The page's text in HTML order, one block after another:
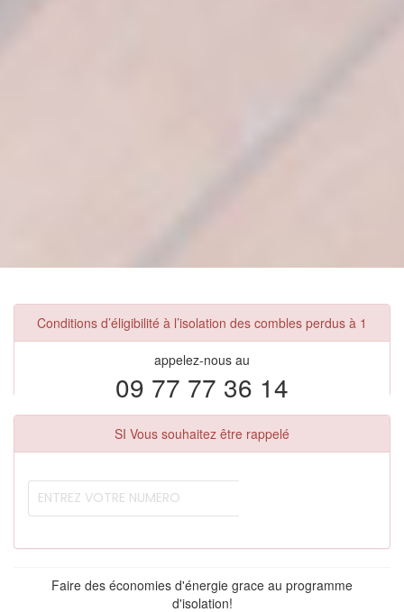
Conditions d’éligibilité à l’isolation des combles perdus à 1
appelez-nous au
09 77 77 36 14
SI Vous souhaitez être rappelé
Faire des économies d'énergie grace au programme
d'isolation!